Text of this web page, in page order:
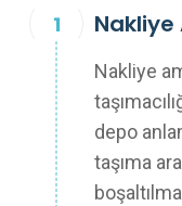
Nakliye
Nakliye
depo
taşıma